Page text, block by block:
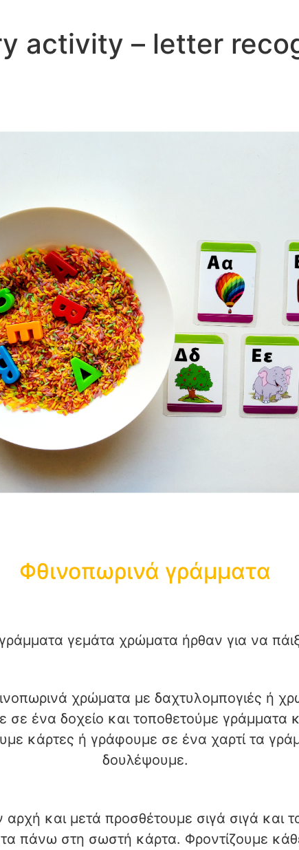
activity – letter
Φθινοπωρινά γράμματα
γεμάτα χρώματα ήρθαν για να
χρώματα με δαχτυλομπογιές ή
ένα δοχείο και τοποθετούμε γράμματα
κάρτες ή γράφουμε σε ένα χαρτί τα
δουλέψουμε.
και μετά προσθέτουμε σιγά σιγά και
πάνω στη σωστή κάρτα. Φροντίζουμε